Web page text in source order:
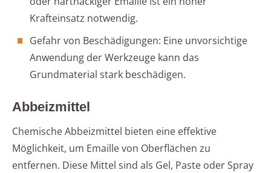
Krafteinsatz notwendig.
Gefahr von Beschädigungen: Eine unvorsichtige
Anwendung der Werkzeuge kann das
Grundmaterial stark beschädigen.
Abbeizmittel
Chemische Abbeizmittel bieten eine effektive
Möglichkeit, um Emaille von Oberflächen zu
entfernen. Diese Mittel sind als Gel, Paste oder Spray